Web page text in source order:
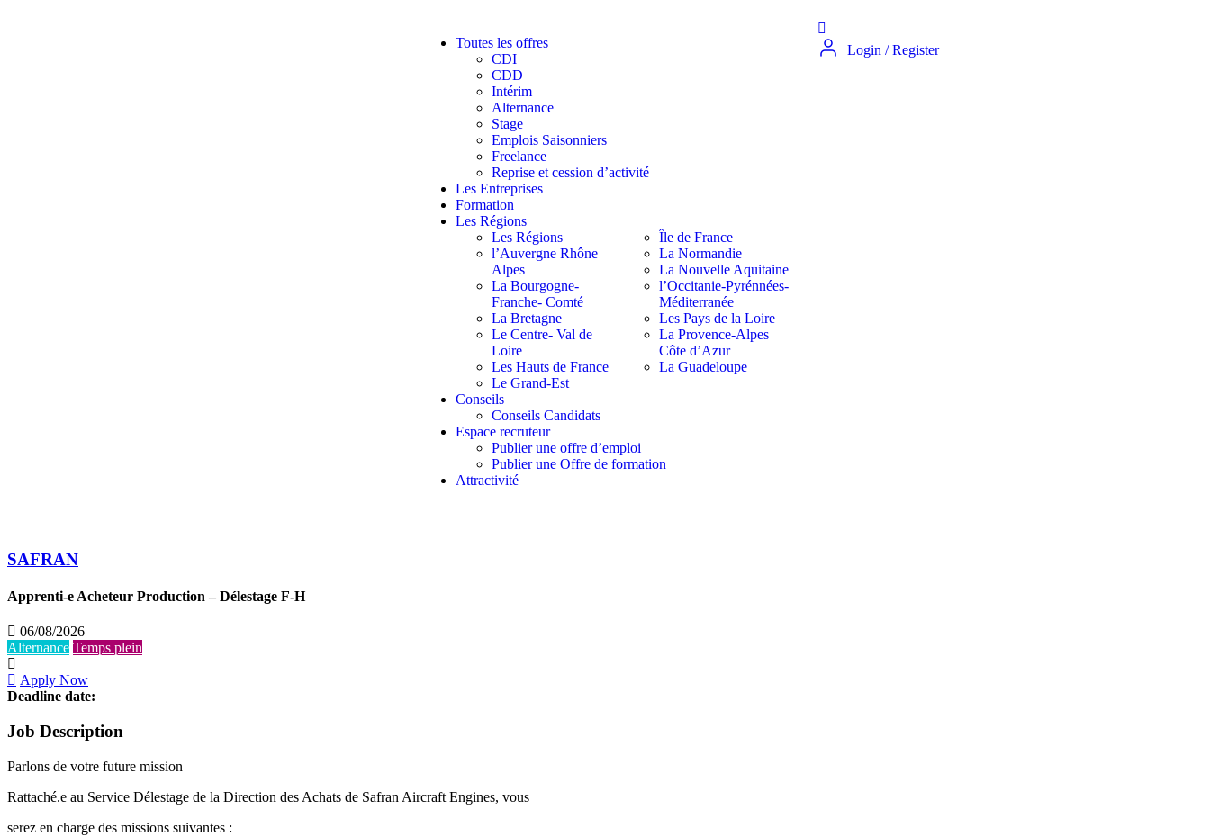
Toutes les offres
CDI
CDD
Intérim
Alternance
Stage
Emplois Saisonniers
Freelance
Reprise et cession d’activité
Les Entreprises
Formation
Les Régions
Les Régions
l’Auvergne Rhône
Alpes
La Bourgogne-
Franche- Comté
La Bretagne
Le Centre- Val de
Loire
Les Hauts de France
Le Grand-Est
Île de France
La Normandie
La Nouvelle Aquitaine
l’Occitanie-Pyrénnées-
Méditerranée
Les Pays de la Loire
La Provence-Alpes
Côte d’Azur
La Guadeloupe
Conseils
Conseils Candidats
Espace recruteur
Publier une offre d’emploi
Publier une Offre de formation
Attractivité
Login / Register
SAFRAN
Apprenti-e Acheteur Production – Délestage F-H
06/08/2026
Alternance Temps plein
Apply Now
Deadline date:
Job Description
Parlons de votre future mission
Rattaché.e au Service Délestage de la Direction des Achats de Safran Aircraft Engines, vous
serez en charge des missions suivantes :